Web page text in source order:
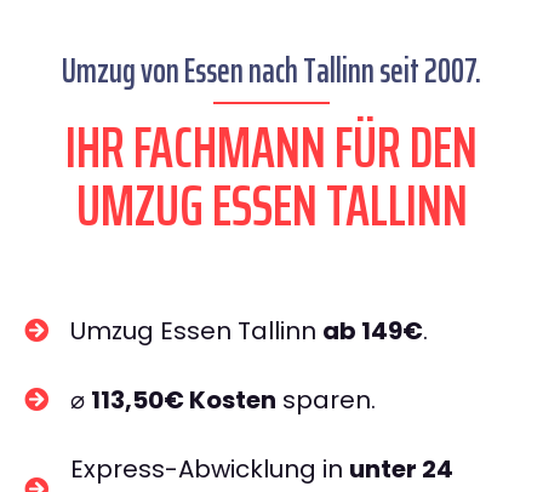
Umzug von Essen nach Tallinn seit 2007.
IHR FACHMANN FÜR DEN
UMZUG ESSEN TALLINN
Umzug Essen Tallinn ab 149€.
⌀ 113,50€ Kosten sparen.
Express-Abwicklung in unter 24